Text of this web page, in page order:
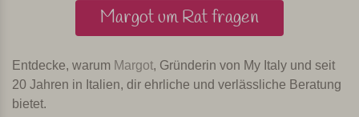
Margot um Rat fragen
Entdecke, warum Margot, Gründerin von My Italy und seit
20 Jahren in Italien, dir ehrliche und verlässliche Beratung
bietet.